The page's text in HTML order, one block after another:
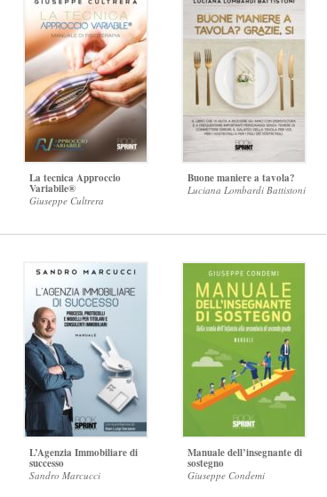
La tecnica Approccio
Variabile®
Giuseppe Cultrera
Buone maniere a tavola?
Luciana Lombardi Battistoni
L’Agenzia Immobiliare di
successo
Sandro Marcucci
Manuale dell’insegnante di
sostegno
Giuseppe Condemi